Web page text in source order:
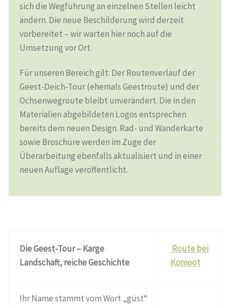
sich die Wegführung an einzelnen Stellen leicht
ändern. Die neue Beschilderung wird derzeit
vorbereitet – wir warten hier noch auf die
Umsetzung vor Ort.
Für unseren Bereich gilt: Der Routenverlauf der
Geest-Deich-Tour (ehemals Geestroute) und der
Ochsenwegroute bleibt unverändert. Die in den
Materialien abgebildeten Logos entsprechen
bereits dem neuen Design. Rad- und Wanderkarte
sowie Broschüre werden im Zuge der
Überarbeitung ebenfalls aktualisiert und in einer
neuen Auflage veröffentlicht.
Die Geest-Tour – Karge
Landschaft, reiche Geschichte
Route bei
Komoot
Ihr Name stammt vom Wort „güst“